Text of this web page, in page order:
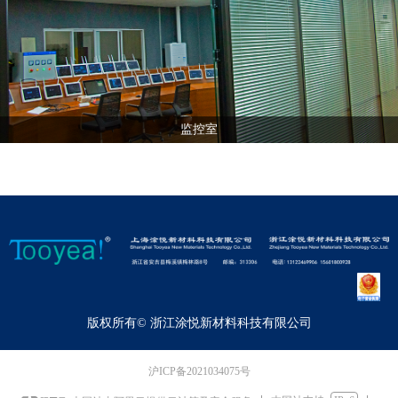
监控室
版权所有© 浙江涂悦新材料科技有限公司
沪ICP备2021034075号